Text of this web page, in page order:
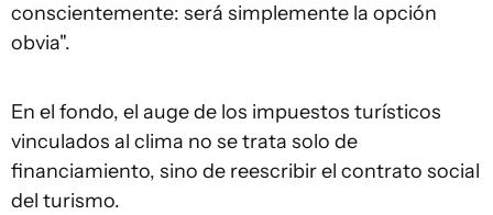
conscientemente: será simplemente la opción
obvia".
En el fondo, el auge de los impuestos turísticos
vinculados al clima no se trata solo de
financiamiento, sino de reescribir el contrato social
del turismo.